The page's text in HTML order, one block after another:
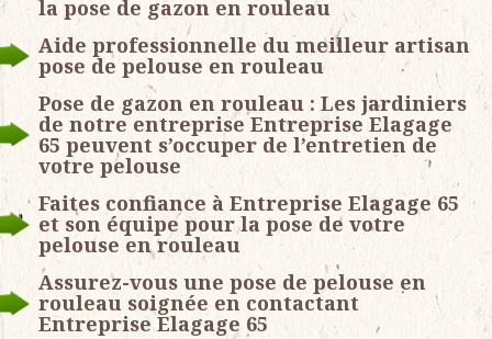
la pose de gazon en rouleau
Aide professionnelle du meilleur artisan
pose de pelouse en rouleau
Pose de gazon en rouleau : Les jardiniers
de notre entreprise Entreprise Elagage
65 peuvent s’occuper de l’entretien de
votre pelouse
Faites confiance à Entreprise Elagage 65
et son équipe pour la pose de votre
pelouse en rouleau
Assurez-vous une pose de pelouse en
rouleau soignée en contactant
Entreprise Elagage 65